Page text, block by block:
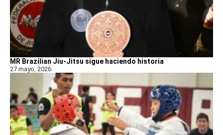
MR Brazilian Jiu-Jitsu sigue haciendo historia
27 mayo, 2026